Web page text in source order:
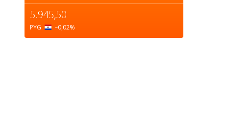
5.945,50
PYG –0,02%